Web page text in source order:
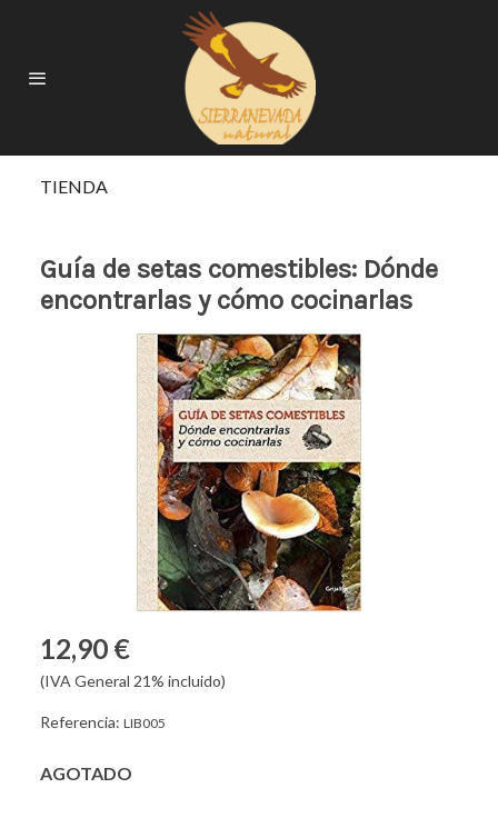
TIENDA
Guía de setas comestibles: Dónde
encontrarlas y cómo cocinarlas
12,90 €
(IVA General 21% incluido)
Referencia: LIB005
AGOTADO